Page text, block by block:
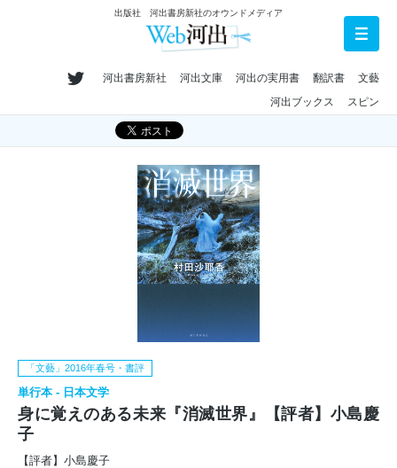
出版社 河出書房新社のオウンドメディア
河出書房新社 河出文庫 河出の実用書 翻訳書
文藝
河出ブックス
スピン
「文藝」2016年春号・書評
単行本 - 日本文学
身に覚えのある未来『消滅世界』【評者】小島慶
子
【評者】小島慶子